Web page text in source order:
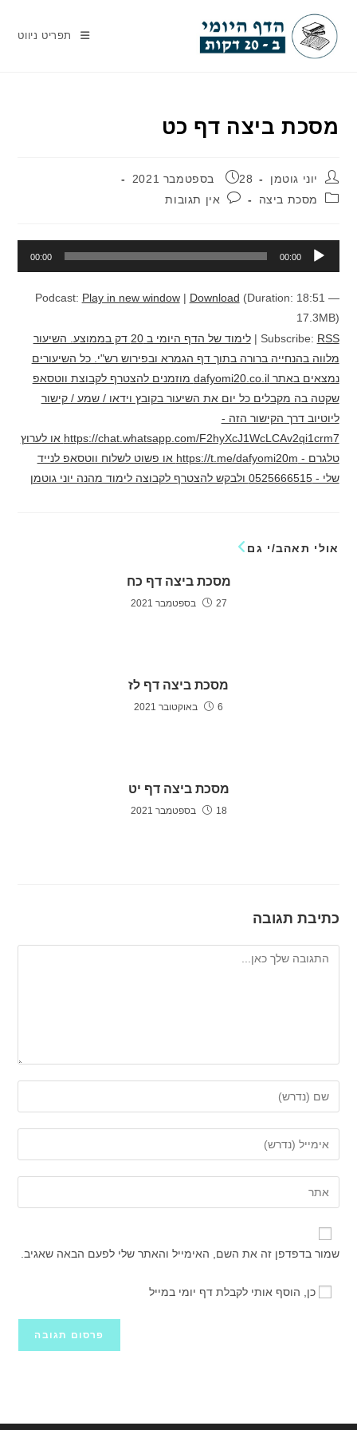
content
תפריט ניווט
מסכת ביצה דף כט
מחבר:יוני גוטמן פורסם:
28 בספטמבר 2021
קטגוריה:מסכת ביצה תגובות:אין תגובות
00:00
00:00
Podcast: Play in new window| Download (Duration: 18:51 —
17.3MB)
Subscribe: RSS
|
לימוד של הדף היומי ב 20 דק בממוצע. השיעור
מלווה בהנחייה ברורה בתוך דף הגמרא ובפירוש רש"י. כל השיעורים
נמצאים באתר dafyomi20.co.il מוזמנים להצטרף לקבוצת ווטסאפ
שקטה בה מקבלים כל יום את השיעור בקובץ וידאו / שמע / קישור
ליוטיוב דרך הקישור הזה -
https://chat.whatsapp.com/F2hyXcJ1WcLCAv2qi1crm7 או לערוץ
טלגרם - https://t.me/dafyomi20m או פשוט לשלוח ווטסאפ לנייד
שלי - 0525666515 ולבקש להצטרף לקבוצה לימוד מהנה יוני גוטמן
אולי תאהב/י גם
מסכת ביצה דף כח
27 בספטמבר 2021
מסכת ביצה דף לז
6 באוקטובר 2021
מסכת ביצה דף יט
18 בספטמבר 2021
כתיבת תגובה
להגיב
את
השם
שלך
שם
משתמש
כדי
להגיב
את
כתובת
דואר
שלך
כדי
את
כתובת
שלך
שמור בדפדפן זה את השם, האימייל והאתר שלי לפעם הבאה שאגיב.
כן, הוסף אותי לקבלת דף יומי במייל